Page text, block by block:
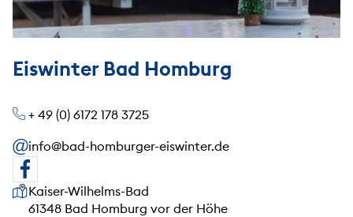
Eiswinter Bad Homburg
+ 49 (0) 6172 178 3725
info@bad-homburger-eiswinter.de
Unsere Anschrift
Kaiser-Wilhelms-Bad
61348 Bad Homburg vor der Höhe